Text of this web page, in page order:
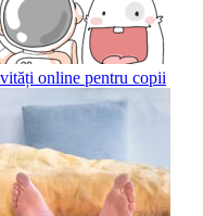
online pentru copii